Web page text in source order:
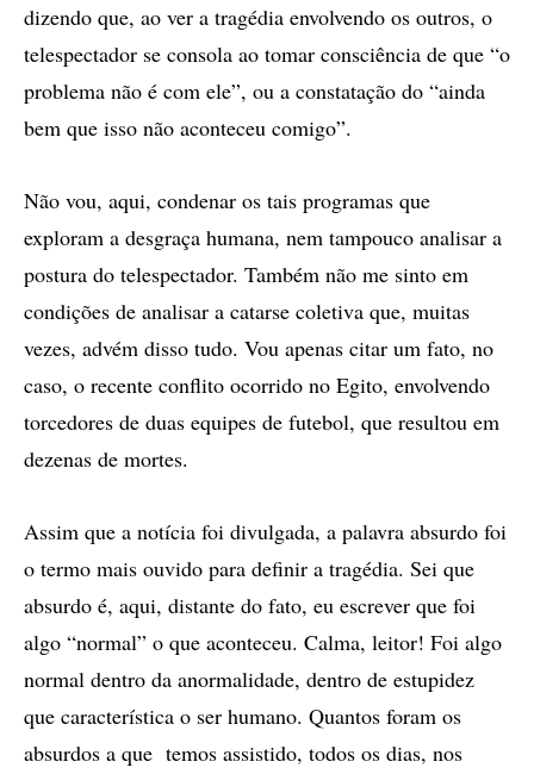
dizendo que, ao ver a tragédia envolvendo os outros, o
telespectador se consola ao tomar consciência de que “o
problema não é com ele”, ou a constatação do “ainda
bem que isso não aconteceu comigo”.
Não vou, aqui, condenar os tais programas que
exploram a desgraça humana, nem tampouco analisar a
postura do telespectador. Também não me sinto em
condições de analisar a catarse coletiva que, muitas
vezes, advém disso tudo. Vou apenas citar um fato, no
caso, o recente conflito ocorrido no Egito, envolvendo
torcedores de duas equipes de futebol, que resultou em
dezenas de mortes.
Assim que a notícia foi divulgada, a palavra absurdo foi
o termo mais ouvido para definir a tragédia. Sei que
absurdo é, aqui, distante do fato, eu escrever que foi
algo “normal” o que aconteceu. Calma, leitor! Foi algo
normal dentro da anormalidade, dentro de estupidez
que característica o ser humano. Quantos foram os
absurdos a que temos assistido, todos os dias, nos